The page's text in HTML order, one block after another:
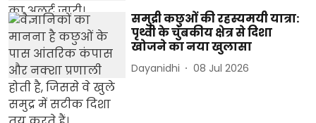
समुद्री कछुओं की रहस्यमयी यात्रा:
पृथ्वी के चुंबकीय क्षेत्र से दिशा
खोजने का नया खुलासा
Dayanidhi 08 Jul 2026